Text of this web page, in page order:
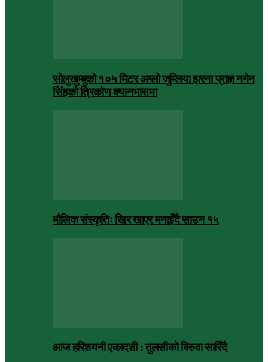
सोलुखुम्बुको १०५ मिटर अग्लो जुम्लिया झरना प्राज्ञ नगेन
सिंहको त्रिकोण क्यानभासमा
मौलिक संस्कृतिः खिर खाएर मनाइँदै साउन १५
आज हरिशयनी एकादशी : तुलसीको बिरुवा सारिँदै